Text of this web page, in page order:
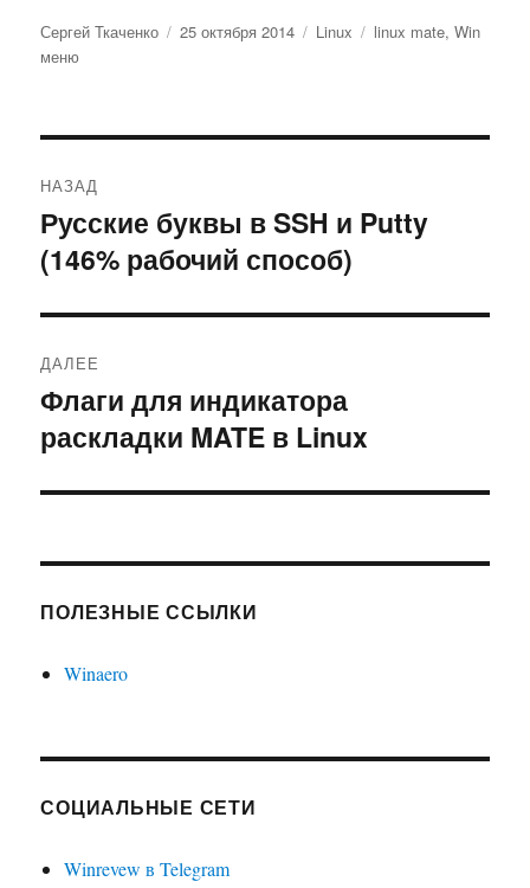
Автор
Сергей Ткаченко Опубликовано
25 октября 2014 Рубрики
Linux Метки
linux mate,Win
меню
по
записям
НАЗАД
Предыдущая
запись:
Русские буквы в SSH и Putty
(146% рабочий способ)
ДАЛЕЕ
Следующая
запись:
Флаги для индикатора
раскладки MATE в Linux
ПОЛЕЗНЫЕ ССЫЛКИ
Winaero
СОЦИАЛЬНЫЕ СЕТИ
Winrevew в Telegram